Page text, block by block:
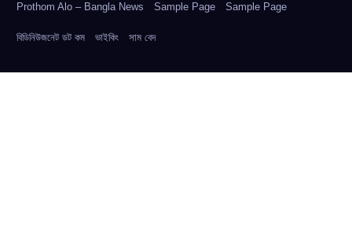
Prothom Alo – Bangla News Sample Page Sample Page
বিডিনিউজনেট ডট কম ভাইকিং সাম বেদ